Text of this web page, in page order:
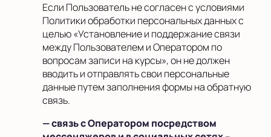
Если Пользователь не согласен с условиями
Политики обработки персональных данных с
целью «Установление и поддержание связи
между Пользователем и Оператором по
вопросам записи на курсы», он не должен
вводить и отправлять свои персональные
данные путем заполнения формы на обратную
связь.
— связь с Оператором посредством